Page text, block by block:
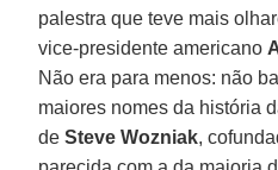
palestra que teve mais
vice-presidente americano
Não era para menos: não
maiores nomes da história
deSteve Wozniak,